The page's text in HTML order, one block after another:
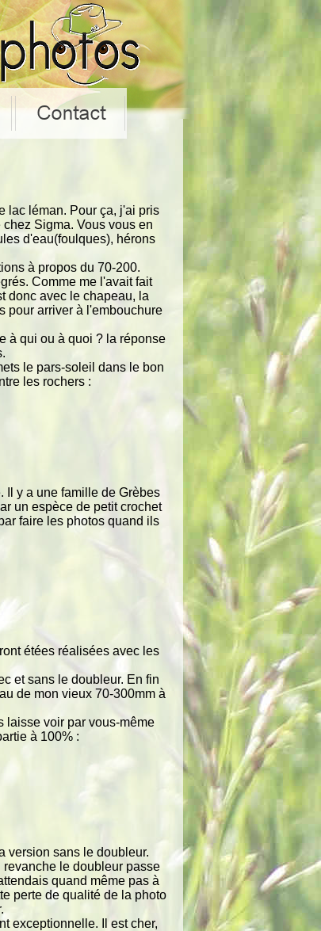
lac léman. Pour ça, j'ai pris
Sigma. Vous vous en
d'eau(foulques), hérons
à propos du 70-200.
Comme me l'avait fait
donc avec le chapeau, la
pour arriver à l'embouchure
à qui ou à quoi ? la réponse
le pars-soleil dans le bon
les rochers :
Il y a une famille de Grèbes
un espèce de petit crochet
faire les photos quand ils
étées réalisées avec les
et sans le doubleur. En fin
de mon vieux 70-300mm à
laisse voir par vous-même
à 100% :
version sans le doubleur.
le doubleur passe
quand même pas à
perte de qualité de la photo
exceptionnelle. Il est cher,